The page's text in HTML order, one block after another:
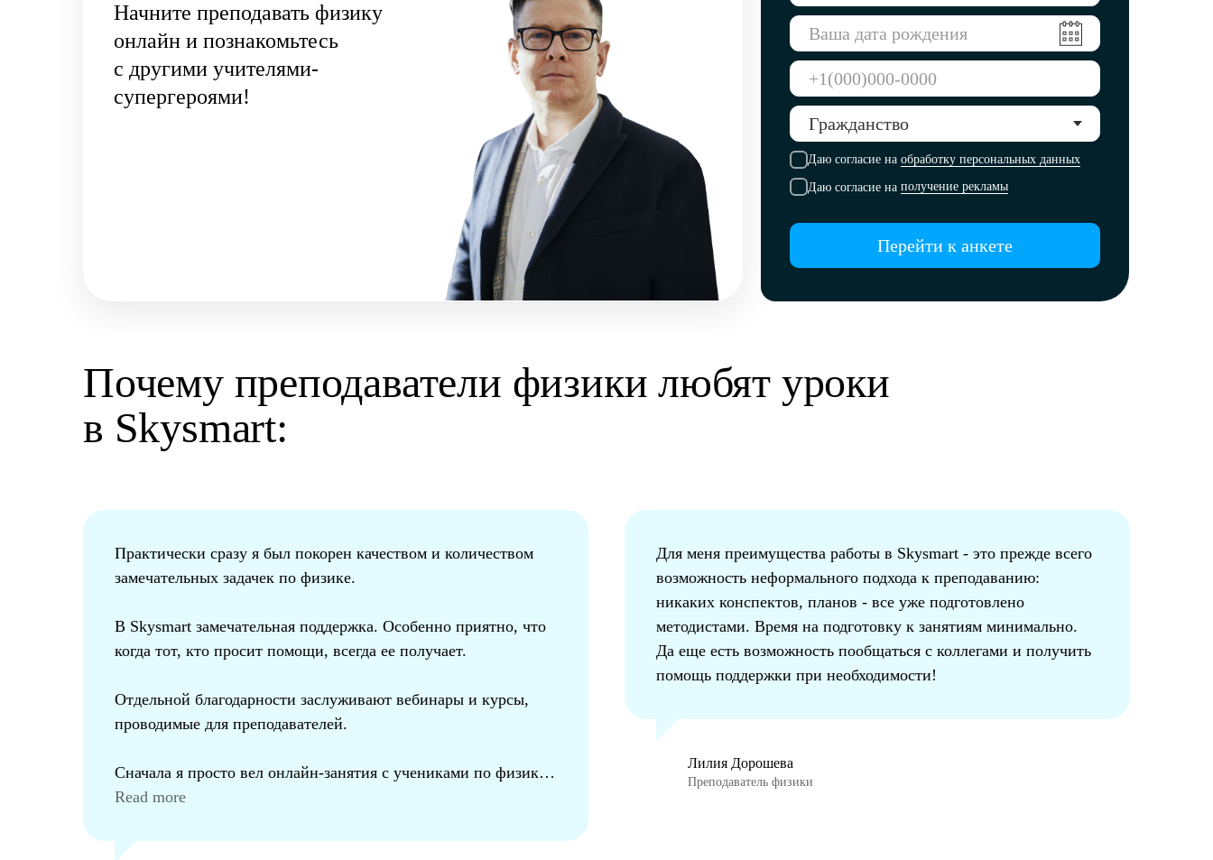
Начните преподавать физику
онлайн и познакомьтесь
с другими учителями-
супергероями!
Даю согласие на обработку персональных данных
Даю согласие на получение рекламы
Перейти к анкете
Почему преподаватели физики любят уроки
в Skysmart:
Практически сразу я был покорен качеством и количеством
замечательных задачек по физике.
В Skysmart замечательная поддержка. Особенно приятно, что
когда тот, кто просит помощи, всегда ее получает.
Отдельной благодарности заслуживают вебинары и курсы,
проводимые для преподавателей.
Сначала я просто вел онлайн-занятия с учениками по физике,
потом — вебинары.
Очень интересно заниматься онлайн с учениками из разных
Read more
Для меня преимущества работы в Skysmart - это прежде всего
возможность неформального подхода к преподаванию:
никаких конспектов, планов - все уже подготовлено
методистами. Время на подготовку к занятиям минимально.
Да еще есть возможность пообщаться с коллегами и получить
помощь поддержки при необходимости!
Лилия Дорошева
Преподаватель физики